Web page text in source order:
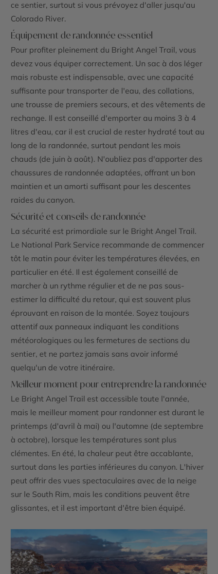
ce sentier, surtout si vous prévoyez d'aller jusqu'au
Colorado River.
Équipement de randonnée essentiel
Pour profiter pleinement du Bright Angel Trail, vous
devez vous équiper correctement. Un sac à dos léger
mais robuste est indispensable, avec une capacité
suffisante pour transporter de l'eau, des collations,
une trousse de premiers secours, et des vêtements de
rechange. Il est conseillé d'emporter au moins 3 à 4
litres d'eau, car il est crucial de rester hydraté tout au
long de la randonnée, surtout pendant les mois
chauds (de juin à août). N'oubliez pas d'apporter des
chaussures de randonnée adaptées, offrant un bon
maintien et un amorti suffisant pour les descentes
raides du canyon.
Sécurité et conseils de randonnée
La sécurité est primordiale sur le Bright Angel Trail.
Le National Park Service recommande de commencer
tôt le matin pour éviter les températures élevées, en
particulier en été. Il est également conseillé de
marcher à un rythme régulier et de ne pas sous-
estimer la difficulté du retour, qui est souvent plus
éprouvant en raison de la montée. Soyez toujours
attentif aux panneaux indiquant les conditions
météorologiques ou les fermetures de sections du
sentier, et ne partez jamais sans avoir informé
quelqu'un de votre itinéraire.
Meilleur moment pour entreprendre la randonnée
Le Bright Angel Trail est accessible toute l'année,
mais le meilleur moment pour randonner est durant le
printemps (d'avril à mai) ou l'automne (de septembre
à octobre), lorsque les températures sont plus
clémentes. En été, la chaleur peut être accablante,
surtout dans les parties inférieures du canyon. L'hiver
peut offrir des vues spectaculaires avec de la neige
sur le South Rim, mais les conditions peuvent être
glissantes, et il est important d'être bien équipé.